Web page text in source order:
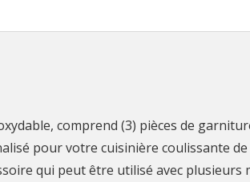
comprend (3) pièces de
pour votre cuisinière coulissante
qui peut être utilisé avec